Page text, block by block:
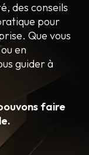
des conseils
pour
Que vous
en
guider à
faire